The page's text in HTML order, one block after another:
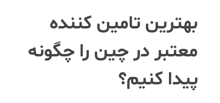
بهترین تامین کننده
معتبر در چین را چگونه
پیدا کنیم؟